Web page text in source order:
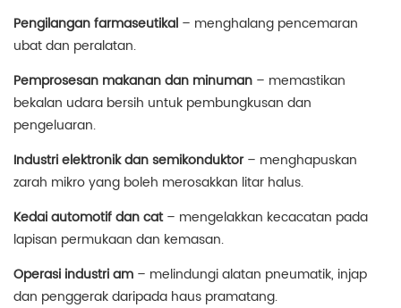
Pengilangan farmaseutikal – menghalang pencemaran
ubat dan peralatan.
Pemprosesan makanan dan minuman – memastikan
bekalan udara bersih untuk pembungkusan dan
pengeluaran.
Industri elektronik dan semikonduktor– menghapuskan
zarah mikro yang boleh merosakkan litar halus.
Kedai automotif dan cat– mengelakkan kecacatan pada
lapisan permukaan dan kemasan.
Operasi industri am – melindungi alatan pneumatik, injap
dan penggerak daripada haus pramatang.